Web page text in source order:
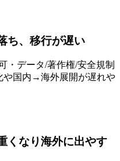
ち、移行が遅い
・データ/著作権/安全規制
や国内→海外展開が遅れや
くなり海外に出やす